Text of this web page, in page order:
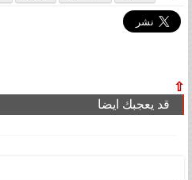
⇧
قد يعجبك ايضا